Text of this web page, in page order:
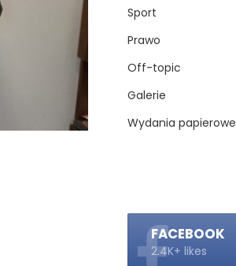
Sport
Prawo
Off-topic
Galerie
Wydania papierowe
FACEBOOK
2.4K+ likes